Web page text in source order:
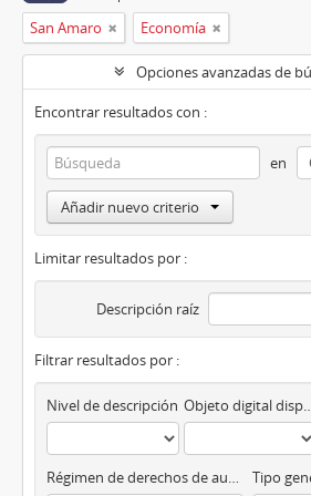
San Amaro Economía
Opciones avanzadas de
Encontrar resultados con :
en
Añadir nuevo criterio
Limitar resultados por :
Descripción raíz
Filtrar resultados por :
Nivel de descripción Objeto
Régimen de derechos de autor Tipo